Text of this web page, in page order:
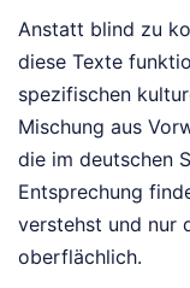
Anstatt blind zu
diese Texte
spezifischen
Mischung aus
die im deutschen
Entsprechung
verstehst und nur
oberflächlich.